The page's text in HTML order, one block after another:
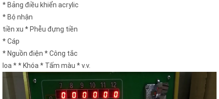
* Bảng điều khiển acrylic
* Bộ nhận
tiền xu * Phễu đựng tiền
* Cáp
* Nguồn điện * Công tắc
loa * * Khóa * Tấm màu * v.v.